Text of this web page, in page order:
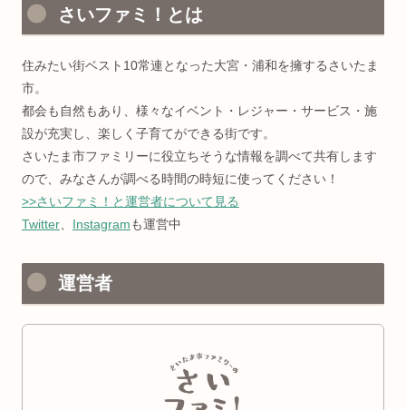
さいファミ！とは
住みたい街ベスト10常連となった大宮・浦和を擁するさいたま
市。
都会も自然もあり、様々なイベント・レジャー・サービス・施
設が充実し、楽しく子育てができる街です。
さいたま市ファミリーに役立ちそうな情報を調べて共有します
ので、みなさんが調べる時間の時短に使ってください！
>>さいファミ！と運営者について見る
Twitter、 Instagramも運営中
運営者